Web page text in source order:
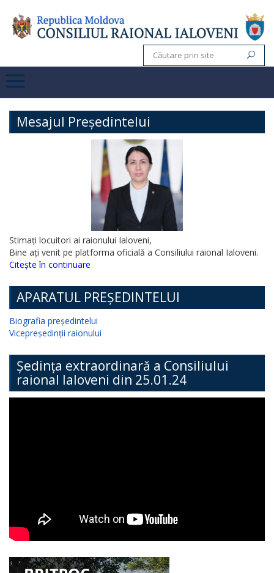
Mesajul Președintelui
Stimați locuitori ai raionului Ialoveni,
Bine ați venit pe platforma oficială a Consiliului raional Ialoveni.
Citește în continuare
APARATUL PREȘEDINTELUI
Biografia președintelui
Vicepreședinții raionului
Ședința extraordinară a Consiliului
raional Ialoveni din 25.01.24